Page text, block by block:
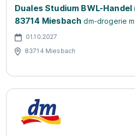
Duales Studium BWL-Handel
83714 Miesbach dm-drogerie
01.10.2027
83714 Miesbach